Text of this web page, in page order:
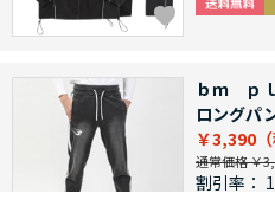
ｂｍ ｐ
ロングパ
￥3,390
通常価格 ￥
割引率：